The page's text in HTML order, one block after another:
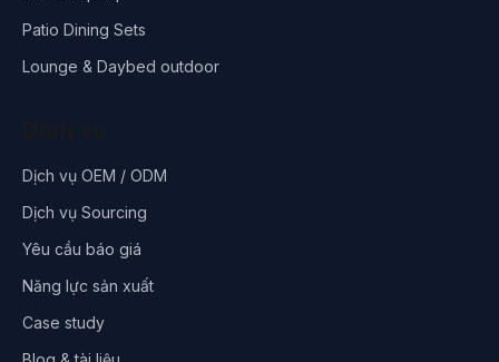
Patio Dining Sets
Lounge & Daybed outdoor
Dịch vụ OEM / ODM
Dịch vụ Sourcing
Yêu cầu báo giá
Năng lực sản xuất
Case study